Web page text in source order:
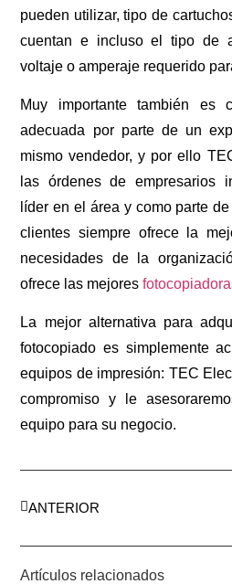
pueden utilizar, tipo de
cuentan e incluso el tipo de
voltaje o amperaje requerido
Muy importante también es
adecuada por parte de un
mismo vendedor, y por ello
las órdenes de empresarios
líder en el área y como parte
clientes siempre ofrece la
necesidades de la
ofrece las mejores
La mejor alternativa para
fotocopiado es simplemente
equipos de impresión: TEC
compromiso y le
equipo para su negocio.
ANTERIOR
Artículos relacionados